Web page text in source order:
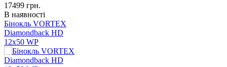
17499 грн.
В наявності
Бінокль VORTEX
Diamondback HD
12x50 WP